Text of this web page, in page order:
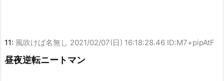
11: 風吹けば名無し 2021/02/07(日) 16:18:28.46 ID:M7+pipAtF
昼夜逆転ニートマン